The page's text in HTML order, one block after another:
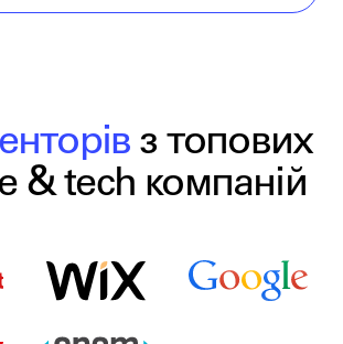
з топових
& tech компаній